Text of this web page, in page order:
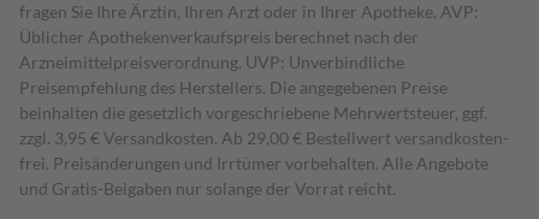
fragen Sie Ihre Ärztin, Ihren Arzt oder in Ihrer Apotheke. AVP:
Üblicher Apothekenverkaufspreis berechnet nach der
Arzneimittelpreisverordnung. UVP: Unverbindliche
Preisempfehlung des Herstellers. Die angegebenen Preise
beinhalten die gesetzlich vorgeschriebene Mehrwertsteuer, ggf.
zzgl. 3,95 € Versandkosten. Ab 29,00 € Bestell­wert versand­kosten­
frei. Preisänderungen und Irrtümer vorbehalten. Alle Angebote
und Gratis-Beigaben nur solange der Vorrat reicht.